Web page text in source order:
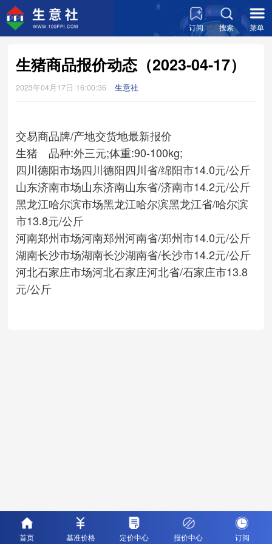
订阅 搜索 菜单
生猪商品报价动态（2023-04-17）
2023年04月17日 16:00:36 生意社
交易商品牌/产地交货地最新报价
生猪 品种:外三元;体重:90-100kg;
四川德阳市场四川德阳四川省/绵阳市14.0元/公斤
山东济南市场山东济南山东省/济南市14.2元/公斤
黑龙江哈尔滨市场黑龙江哈尔滨黑龙江省/哈尔滨
市13.8元/公斤
河南郑州市场河南郑州河南省/郑州市14.0元/公斤
湖南长沙市场湖南长沙湖南省/长沙市14.2元/公斤
河北石家庄市场河北石家庄河北省/石家庄市13.8
元/公斤
首页 基准价格 定价中心 报价中心 订阅